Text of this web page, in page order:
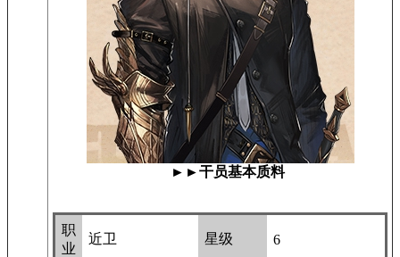
►►干员基本质料
职
业
近卫 星级 6